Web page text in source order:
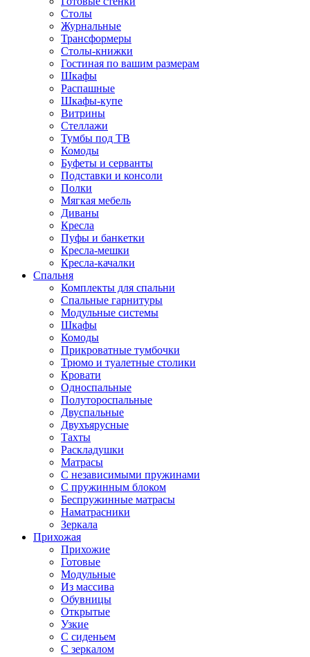
Столы
Журнальные
Трансформеры
Столы-книжки
Гостиная по вашим размерам
Шкафы
Распашные
Шкафы-купе
Витрины
Стеллажи
Тумбы под ТВ
Комоды
Буфеты и серванты
Подставки и консоли
Полки
Мягкая мебель
Диваны
Кресла
Пуфы и банкетки
Кресла-мешки
Кресла-качалки
Спальня
Комплекты для спальни
Спальные гарнитуры
Модульные системы
Шкафы
Комоды
Прикроватные тумбочки
Трюмо и туалетные столики
Кровати
Односпальные
Полутороспальные
Двуспальные
Двухъярусные
Тахты
Раскладушки
Матрасы
С независимыми пружинами
С пружинным блоком
Беспружинные матрасы
Наматрасники
Зеркала
Прихожая
Прихожие
Готовые
Модульные
Из массива
Обувницы
Открытые
Узкие
С сиденьем
С зеркалом